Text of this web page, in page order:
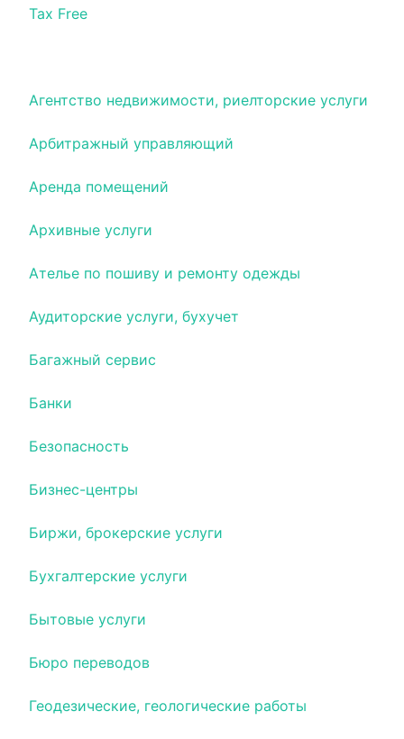
Tax Free
Агентство недвижимости, риелторские услуги
Арбитражный управляющий
Аренда помещений
Архивные услуги
Ателье по пошиву и ремонту одежды
Аудиторские услуги, бухучет
Багажный сервис
Банки
Безопасность
Бизнес-центры
Биржи, брокерские услуги
Бухгалтерские услуги
Бытовые услуги
Бюро переводов
Геодезические, геологические работы